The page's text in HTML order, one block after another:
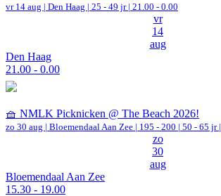
vr 14 aug | Den Haag | 25 - 49 jr | 21.00 - 0.00
vr
14
aug
Den Haag
21.00 - 0.00
🧺 NMLK Picknicken @ The Beach 2026!
zo 30 aug | Bloemendaal Aan Zee | 195 - 200 | 50 - 65 jr |
zo
30
aug
Bloemendaal Aan Zee
15.30 - 19.00